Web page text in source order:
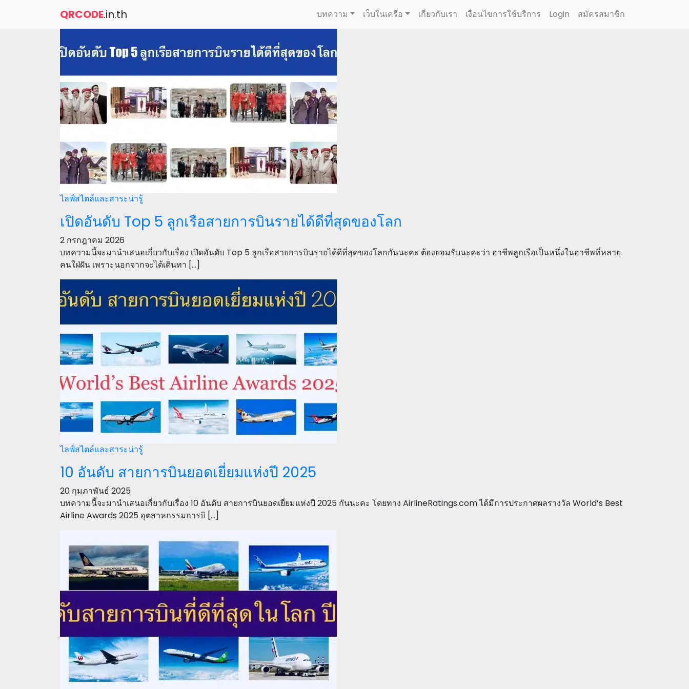
QRCODE.in.th บทความ เว็บในเครือ เกี่ยวกับเรา เงื่อนไขการใช้บริการ Login สมัครสมาชิก
ไลฟ์สไตล์และสาระน่ารู้
เปิดอันดับ Top 5 ลูกเรือสายการบินรายได้ดีที่สุดของโลก
2 กรกฎาคม 2026
บทความนี้จะมานำเสนอเกี่ยวกับเรื่อง เปิดอันดับ Top 5 ลูกเรือสายการบินรายได้ดีที่สุดของโลกกันนะคะ ต้องยอมรับนะคะว่า อาชีพลูกเรือเป็นหนึ่งในอาชีพที่หลาย
คนใฝ่ฝัน เพราะนอกจากจะได้เดินทา […]
ไลฟ์สไตล์และสาระน่ารู้
10 อันดับ สายการบินยอดเยี่ยมแห่งปี 2025
20 กุมภาพันธ์ 2025
บทความนี้จะมานำเสนอเกี่ยวกับเรื่อง 10 อันดับ สายการบินยอดเยี่ยมแห่งปี 2025 กันนะคะ โดยทาง AirlineRatings.com ได้มีการประกาศผลรางวัล World’s Best
Airline Awards 2025 อุตสาหกรรมการบิ […]